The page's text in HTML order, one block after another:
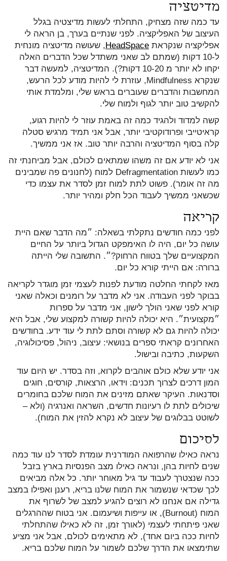
מדיטציה
עד כמה שזה מצחיק, התחלתי לעשות מדיצטיה בגלל
העיצוב של האפליקציה. לפני שנתיים בערך, בן הראה לי
אפליקציה שנקראת HeadSpace , שעושה מדיטציה מונחית
ל-10 דקות (שמתם לב שאני משתדל שכל הדברים האלה
יקחו לא יותר מ 10-20 דקות?). המדיטציה, למעשה דבר
שנקרא Mindfulness, עוזרת לי להיות מודע לכל הרעש,
המחשבות והדברים שעוברים בראש שלי, ומלמדת אותי
להקשיב טוב יותר לגוף ולמוח שלי.
קשה למדוד ולהגיד כמה זה באמת עוזר לי להיות רגוע,
קראיטייבי ופרודוקטיבי יותר, אבל אני תמיד מרגיש סטלה
קלה בסוף המדיטציה והרבה יותר טוב. אז אני ממשיך.
אני לא יודע אם זה משהו שמתאים לכולם, אבל מביחנתי זה
כמו לעשות Defragmentation למוח (לחנונים פה שמבינים
מה זה אומר). פשוט לתת למוח זמן לסדר את עצמו כדי
שכשאני ממשיך לעבוד הכל חלק ומהיר יותר.
קריאה
לפני כמה חודשים נתקלתי בשאלה: ״מה הדבר שאם היית
עושה כל יום, היה לו האימפקט הגדול ביותר על החיים
המקצועיים שלך בטווח הרחוק?״. התשובה שלי הייתה
ברורה: אם הייתי קורא כל יום.
מאז לקחתי החלטה מודעת לפנות לעצמי זמן מוגדר לקריאה
בבוקר לפני העבודה. אני לא מדבר על רומנים וכאלה שאני
קורא לפני שאני הולך לישון, אני מדבר על ספרות
״מקצועית״. היא יכולה להיות קשורה למקצוע שלי, אבל היא
יכולה להיות גם לא קשורה וסתם לתת לי עוד ידע. בחודשים
האחרונים קראתי ספרים בנושאי: עיצוב, ניהול, פסיכולוגיה,
השקעות, כתיבה ובישול.
אני יודע שלא כולם אוהבים לקרוא, וזה בסדר. יש היום עוד
המון דרכים לצרוך תכנים: וידאו, הרצאות, קורסים, חוגים
וסדנאות. העיקר שאתם מזינים את המוח שלכם בחומרים
שיכולים לתת לו רעיונות חדשים, השראה ואנרגיה (ולא –
לשוטט בבלוגים של עיצוב לא נקרא להזין את המוח).
לסיכום
נראה כאילו שהרפואה המודרנית עומדת לסדר לנו עוד כמה
שנים לחיות בהן, ונראה כאילו מצב הפנסיות בארץ בזבל
ככה שנצטרך לעבוד עד גיל מאוחר יותר. כל אלה מביאים
לכך שכדאי שנשמור את המוח שלנו בריא, רענן ואפילו במצב
גדילה אם אנחנו לא רוצים להגיע למצב של לשרוף את
המוח (Burnout), או עייפות ושיעמום. אני בטוח שההרגלים
שאני פיתחתי לעצמי (לאורך זמן, זה לא כאילו שהתחלתי
לחיות ככה ביום אחד), לא מתאימים לכולם, אבל אני מציע
שתימצאו את הדרך שלכם לשמור על המוח שלכם בריא.